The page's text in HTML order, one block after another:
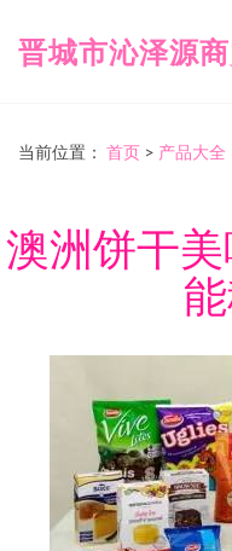
晋城市沁泽源
当前位置： 首页 > 产品大全
澳洲饼干